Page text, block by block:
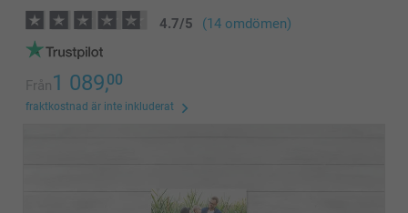
4.7/5 (14 omdömen)
Från1 089,00
fraktkostnad är inte inkluderat